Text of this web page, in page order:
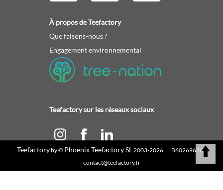
Calculez votre devis
À propos de Teefactory
Que faisons-nous ?
Engagement environnemental
Teefactory sur les réseaux sociaux
Teefactoryby © Phoenix Teefactory SL2003-2026 B60269636 |
contact@teefactory.fr